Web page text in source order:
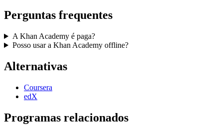
Perguntas frequentes
A Khan Academy é paga?
Posso usar a Khan Academy offline?
Alternativas
Coursera
edX
Programas relacionados